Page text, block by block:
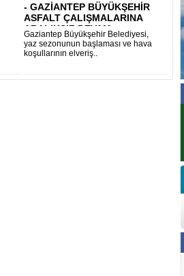
- GAZİANTEP BÜYÜKŞEHİR
ASFALT ÇALIŞMALARINA
ARALIKSIZ DEVAM ..
Gaziantep Büyükşehir Belediyesi,
yaz sezonunun başlaması ve hava
koşullarının elveriş..